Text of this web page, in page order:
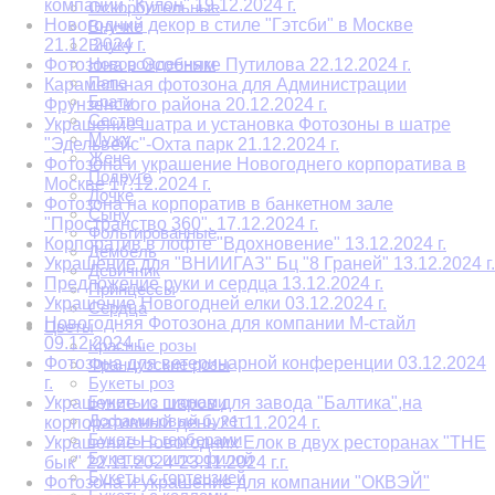
Оскорбительные
Внучке
Внуку
Новорожденным
Папе
Брату
Сестре
Мужу
Жене
Подруге
Дочке
Сыну
Фольгированные
Дембель
Девичник
Принцессы
Сердца
Цветы
Красные розы
Французские розы
Букеты роз
Букеты с пионами
Дофаминовый букет
Букеты с герберами
Букеты с гипсофилой
Букеты с гортензией
компании "Кулон" 19.12.2024 г.
Новогодний декор в стиле "Гэтсби" в Москве
21.12.2024 г.
Фотозона в Особняке Путилова 22.12.2024 г.
Карамельная фотозона для Администрации
Фрунзенского района 20.12.2024 г.
Украшение шатра и установка Фотозоны в шатре
"Эдельвейс"-Охта парк 21.12.2024 г.
Фотозона и украшение Новогоднего корпоратива в
Москве 17.12.2024 г.
Фотозона на корпоратив в банкетном зале
"Пространство 360". 17.12.2024 г.
Корпоратив в лофте "Вдохновение" 13.12.2024 г.
Украшение для "ВНИИГАЗ" Бц "8 Граней" 13.12.2024 г.
Предложение руки и сердца 13.12.2024 г.
Украшение Новогодней елки 03.12.2024 г.
Новогодняя Фотозона для компании М-стайл
09.12.2024 г.
Фотозона для ветеринарной конференции 03.12.2024
г.
Украшение из шаров для завода "Балтика",на
корпоративный день 21.11.2024 г.
Украшение Новогодних Елок в двух ресторанах "THE
бык" 22.11.2024-23.11.2024 г.г.
Фотозона и украшение для компании "ОКВЭЙ"